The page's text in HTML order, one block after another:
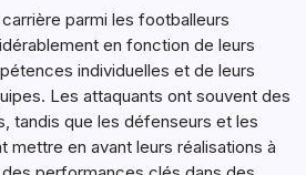
parmi les footballeurs
en fonction de leurs
individuelles et de leurs
Les attaquants ont souvent des
tandis que les défenseurs et les
mettre en avant leurs réalisations à